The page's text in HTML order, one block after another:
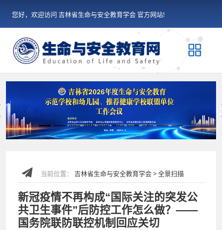
您好，欢迎访问 吉林省生命与安全教育学会 官方网站!
当前位置： 吉林省生命与安全教育学会 > 全景扫描
新冠疫情不再构成“国际关注的突发公
共卫生事件”后防控工作怎么做？——
国务院联防联控机制回应关切